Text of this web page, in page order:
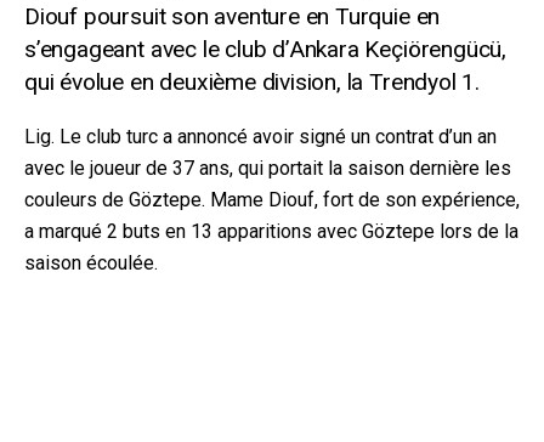
Diouf poursuit son aventure en Turquie en
s’engageant avec le club d’Ankara Keçiörengücü,
qui évolue en deuxième division, la Trendyol 1.
Lig. Le club turc a annoncé avoir signé un contrat d’un an
avec le joueur de 37 ans, qui portait la saison dernière les
couleurs de Göztepe. Mame Diouf, fort de son expérience,
a marqué 2 buts en 13 apparitions avec Göztepe lors de la
saison écoulée.